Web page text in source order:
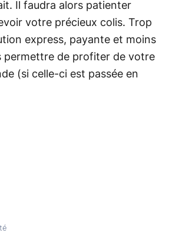
Il faudra alors patienter
votre précieux colis. Trop
express, payante et moins
permettre de profiter de votre
(si celle-ci est passée en